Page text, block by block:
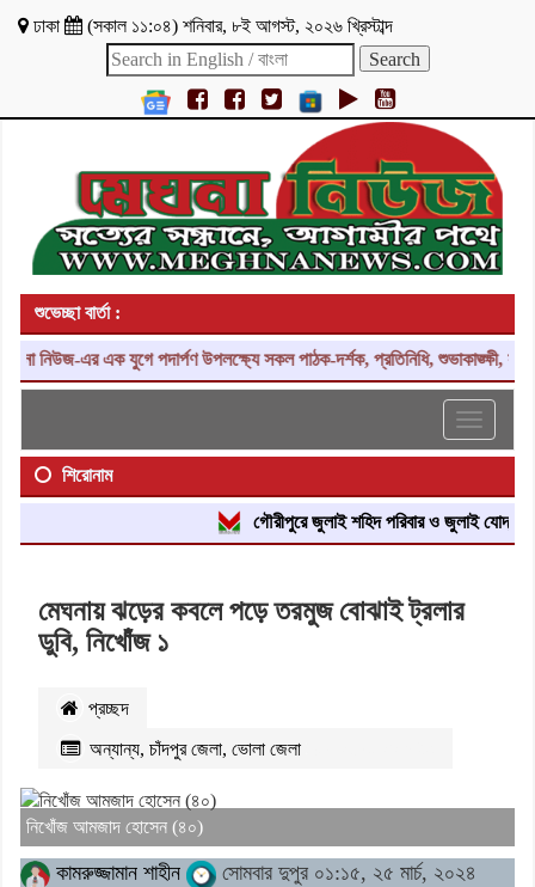
ঢাকা (সকাল ১১:০৪) শনিবার, ৮ই আগস্ট, ২০২৬ খ্রিস্টাব্দ
শুভেচ্ছা বার্তা :
নিউজ-এর এক যুগে পদার্পণ উপলক্ষ্যে সকল পাঠক-দর্শক, প্রতিনিধি, শুভাকাঙ্ক্ষী,
Toggle
শিরোনাম
গৌরীপুরে জুলাই শহিদ পরিবার ও জুলাই যোদ্ধাদের
মেঘনায় ঝড়ের কবলে পড়ে তরমুজ বোঝাই ট্রলার
ডুবি, নিখোঁজ ১
প্রচ্ছদ
অন্যান্য, চাঁদপুর জেলা, ভোলা জেলা
নিখোঁজ আমজাদ হোসেন (৪০)
কামরুজ্জামান শাহীন
সোমবার দুপুর ০১:১৫, ২৫ মার্চ, ২০২৪